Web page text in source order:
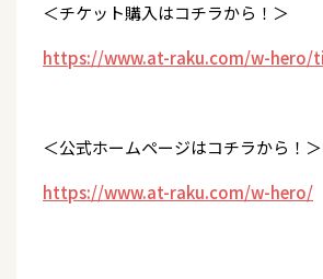
＜チケット購入はコチラから！＞
https://www.at-raku.com/w-hero/
＜公式ホームページはコチラから！＞
https://www.at-raku.com/w-hero/